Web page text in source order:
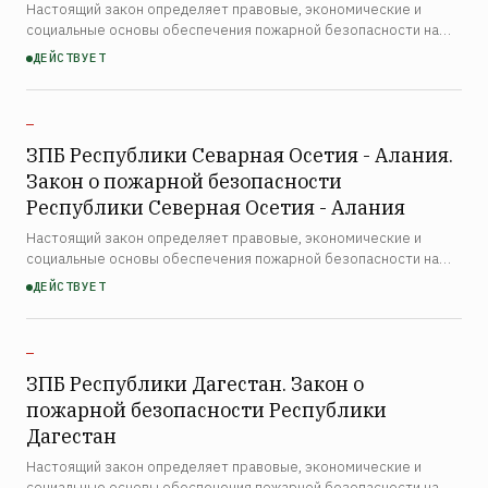
Настоящий закон определяет правовые, экономические и
социальные основы обеспечения пожарной безопасности на
территории Республики Калмыкия. Закон распространяется на
ДЕЙСТВУЕТ
—
ЗПБ Республики Севарная Осетия - Алания.
Закон о пожарной безопасности
Республики Северная Осетия - Алания
Настоящий закон определяет правовые, экономические и
социальные основы обеспечения пожарной безопасности на
территории Республики Северная Осетия — Алания. Закон
республи…
ДЕЙСТВУЕТ
—
ЗПБ Республики Дагестан. Закон о
пожарной безопасности Республики
Дагестан
Настоящий закон определяет правовые, экономические и